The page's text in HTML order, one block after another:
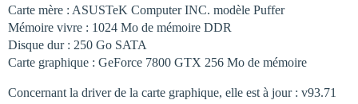
Carte mère : ASUSTeK Computer INC. modèle Puffer
Mémoire vivre : 1024 Mo de mémoire DDR
Disque dur : 250 Go SATA
Carte graphique : GeForce 7800 GTX 256 Mo de mémoire
Concernant la driver de la carte graphique, elle est à jour : v93.71